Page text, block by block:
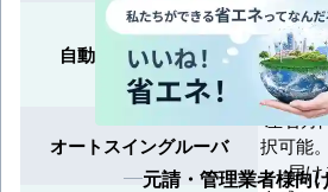
自動水平セット機構
暖房終
ルーバ
戻し、
オートスイングルーバ
左右
択可能
届け
元請・管理業者様向